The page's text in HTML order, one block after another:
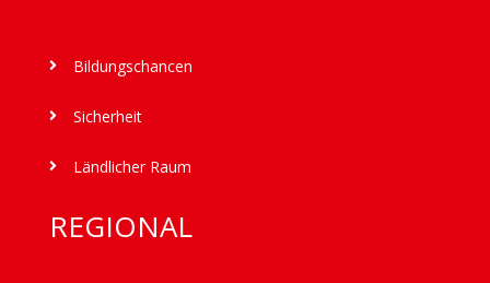
 Bildungschancen
 Sicherheit
 Ländlicher Raum
REGIONAL